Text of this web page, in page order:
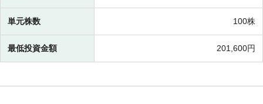
単元株数 100株
最低投資金額 201,600円